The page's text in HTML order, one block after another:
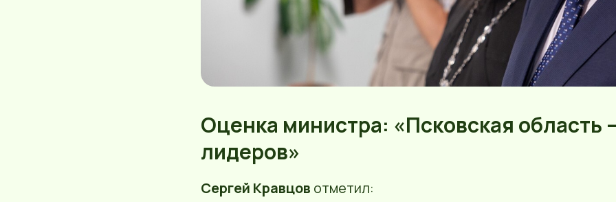
Оценка министра: «Псковская область
лидеров»
Сергей Кравцов отметил: